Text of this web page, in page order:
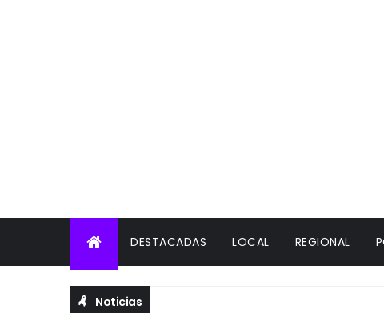
DESTACADAS LOCAL REGIONAL
Noticias